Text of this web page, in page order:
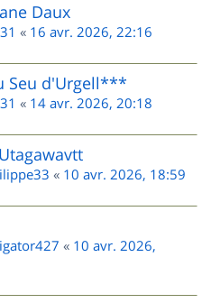
Daux
« 16 avr. 2026, 22:16
Seu d'Urgell***
« 14 avr. 2026, 20:18
« 10 avr. 2026, 18:59
« 10 avr. 2026,